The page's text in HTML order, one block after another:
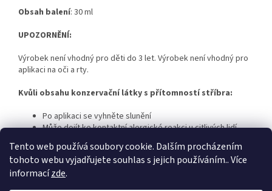
Tento web používá soubory cookie. Dalším procházením
tohoto webu vyjadřujete souhlas s jejich používáním.. Více
informacízde.
Obsah balení: 30 ml
UPOZORNĚNÍ:
Výrobek není vhodný pro děti do 3 let. Výrobek není vhodný pro
aplikaci na oči a rty.
Kvůli obsahu konzervační látky s přítomností stříbra:
Po aplikaci se vyhněte slunění
Může dojít ke kontaktní alergické reakci u citlivých lidí
Může dojít k zahnědnutí výrobku, které není na závadu